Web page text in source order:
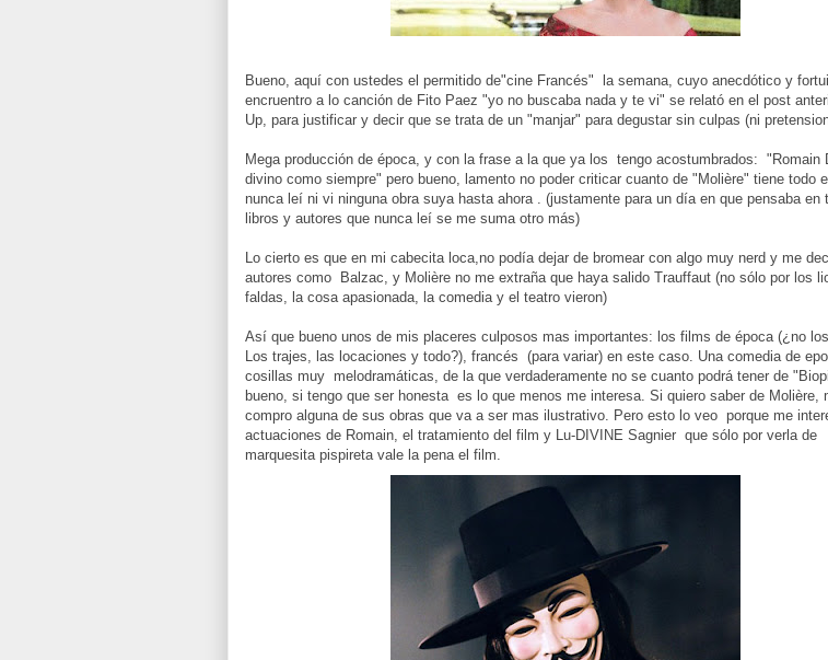
Bueno, aquí con ustedes el permitido de"cine Francés" la semana, cuyo anecdótico y
encruentro a lo canción de Fito Paez "yo no buscaba nada y te vi" se relató en el post
Up, para justificar y decir que se trata de un "manjar" para degustar sin culpas (ni
Mega producción de época, y con la frase a la que ya los tengo acostumbrados: "Romain
divino como siempre" pero bueno, lamento no poder criticar cuanto de "Molière" tiene todo
nunca leí ni vi ninguna obra suya hasta ahora . (justamente para un día en que pensaba en
libros y autores que nunca leí se me suma otro más)
Lo cierto es que en mi cabecita loca,no podía dejar de bromear con algo muy nerd y me
autores como Balzac, y Molière no me extraña que haya salido Trauffaut (no sólo por los
faldas, la cosa apasionada, la comedia y el teatro vieron)
Así que bueno unos de mis placeres culposos mas importantes: los films de época (¿no
Los trajes, las locaciones y todo?), francés (para variar) en este caso. Una comedia de
cosillas muy melodramáticas, de la que verdaderamente no se cuanto podrá tener de
bueno, si tengo que ser honesta es lo que menos me interesa. Si quiero saber de Molière,
compro alguna de sus obras que va a ser mas ilustrativo. Pero esto lo veo porque me
actuaciones de Romain, el tratamiento del film y Lu-DIVINE Sagnier que sólo por verla de
marquesita pispireta vale la pena el film.